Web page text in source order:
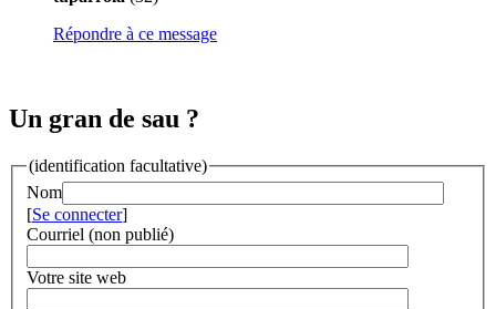
Répondre à ce message
Un gran de sau ?
(identification facultative)
Nom
[Se connecter]
Courriel (non publié)
Votre site web